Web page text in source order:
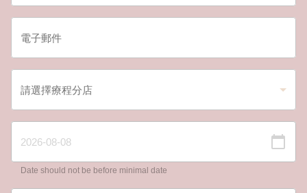
Date should not be before minimal date